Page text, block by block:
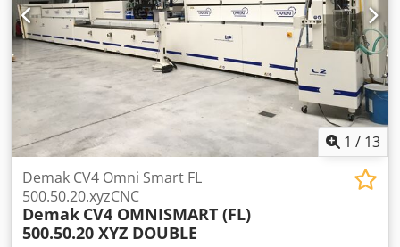
1 / 13
Demak CV4 Omni Smart FL
500.50.20.xyzCNC
Demak CV4 OMNISMART (FL)
500.50.20 XYZ DOUBLE